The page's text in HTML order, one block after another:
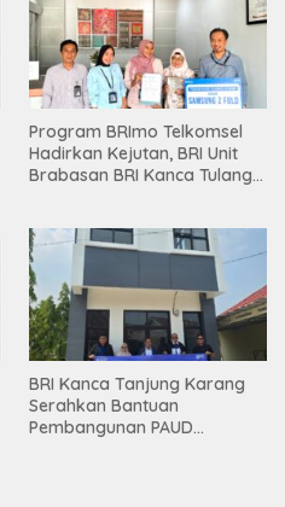
Program BRImo Telkomsel
Hadirkan Kejutan, BRI Unit
Brabasan BRI Kanca Tulang
Mesuji
BRI Kanca Tanjung Karang
Serahkan Bantuan
Pembangunan PAUD